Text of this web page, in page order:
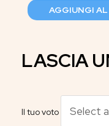
AGGIUNGI
LASCIA
Il tuo voto